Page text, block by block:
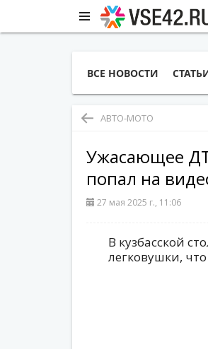
ВСЕ НОВОСТИ
АВТО-МОТО
Ужасающее
попал на
27 мая 2025 г., 11:06
В кузбасской
легковушки,